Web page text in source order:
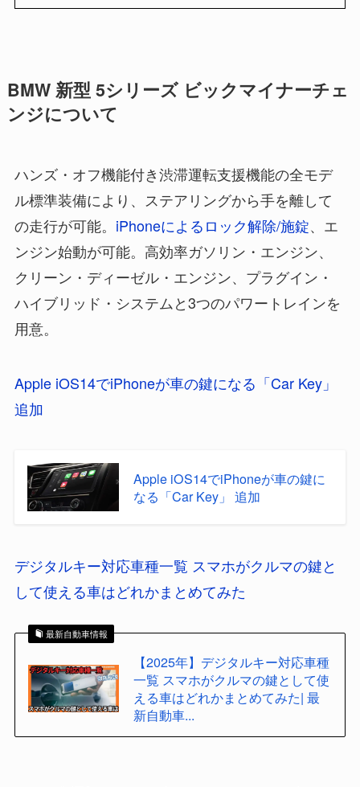
BMW 新型 5シリーズ ビックマイナーチェ
ンジについて
ハンズ・オフ機能付き渋滞運転支援機能の全モデ
ル標準装備により、ステアリングから手を離して
の走行が可能。 iPhoneによるロック解除/施錠、エ
ンジン始動が可能。高効率ガソリン・エンジン、
クリーン・ディーゼル・エンジン、プラグイン・
ハイブリッド・システムと3つのパワートレインを
用意。
Apple iOS14でiPhoneが車の鍵になる「Car Key」
追加
Apple iOS14でiPhoneが車の鍵に
なる「Car Key」 追加
デジタルキー対応車種一覧 スマホがクルマの鍵と
して使える車はどれかまとめてみた
最新自動車情報
【2025年】デジタルキー対応車種
一覧 スマホがクルマの鍵として使
える車はどれかまとめてみた| 最
新自動車...